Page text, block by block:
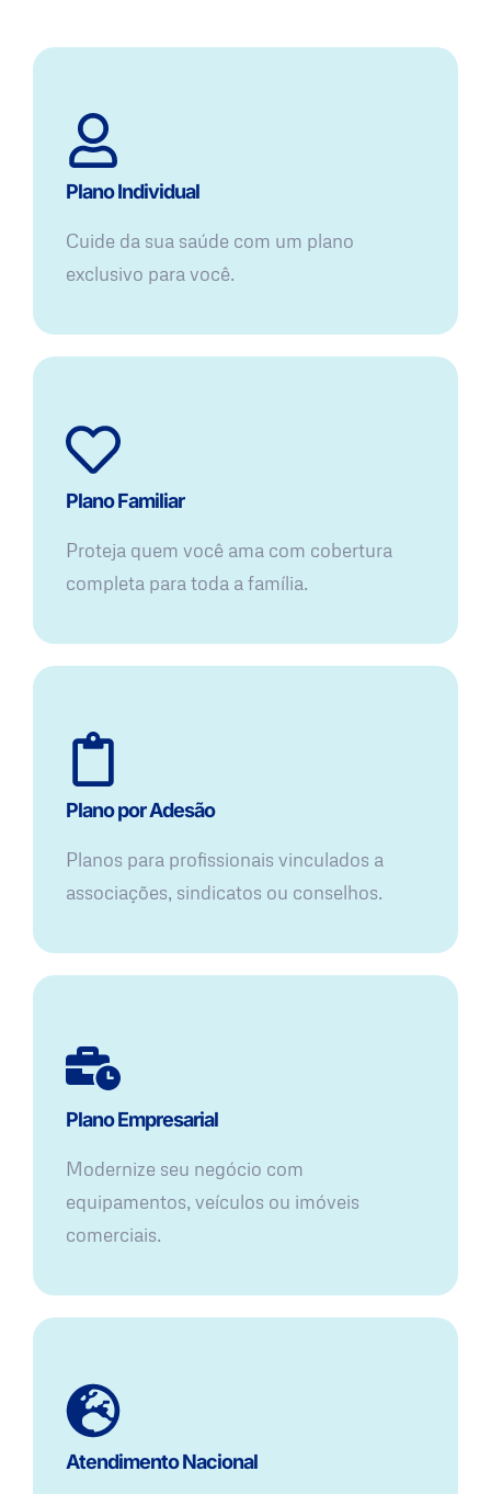
Plano Individual
Cuide da sua saúde com um plano
exclusivo para você.
Plano Familiar
Proteja quem você ama com cobertura
completa para toda a família.
Plano por Adesão
Planos para profissionais vinculados a
associações, sindicatos ou conselhos.
Plano Empresarial
Modernize seu negócio com
equipamentos, veículos ou imóveis
comerciais.
Atendimento Nacional